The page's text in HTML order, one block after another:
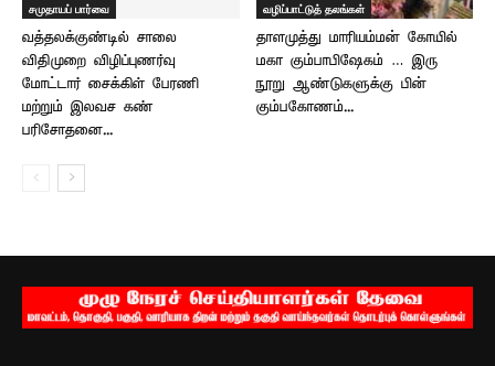
சமுதாயப் பார்வை
வத்தலக்குண்டில் சாலை
விதிமுறை விழிப்புணர்வு
மோட்டார் சைக்கிள் பேரணி
மற்றும் இலவச கண்
பரிசோதனை...
வழிப்பாட்டுத் தலங்கள்
தாளமுத்து மாரியம்மன் கோயில்
மகா கும்பாபிஷேகம் … இரு
நூறு ஆண்டுகளுக்கு பின்
கும்பகோணம்...